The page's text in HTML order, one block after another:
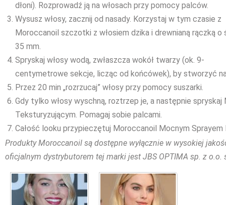
dłoni). Rozprowadź ją na włosach przy pomocy palców.
Wysusz włosy, zacznij od nasady. Korzystaj w tym czasie z
Moroccanoil szczotki z włosiem dzika i drewnianą rączką o
35 mm.
Spryskaj włosy wodą, zwłaszcza wokół twarzy (ok. 9-
centymetrowe sekcje, licząc od końcówek), by stworzyć
Przez 20 min „rozrzucaj” włosy przy pomocy suszarki.
Gdy tylko włosy wyschną, roztrzep je, a następnie
Teksturyzującym. Pomagaj sobie palcami.
Całość looku przypieczętuj Moroccanoil Mocnym Sprayem
Produkty Moroccanoil są dostępne wyłącznie w wysokiej
oficjalnym dystrybutorem tej marki jest JBS OPTIMA sp. z o.o.